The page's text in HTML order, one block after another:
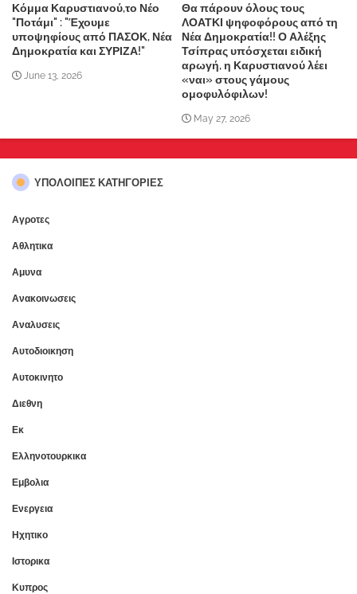
Κόμμα Καρυστιανού,το Νέο
"Ποτάμι" : "Έχουμε
υποψηφίους από ΠΑΣΟΚ, Νέα
Δημοκρατία και ΣΥΡΙΖΑ!"
June 13, 2026
Θα πάρουν όλους τους
ΛΟΑΤΚΙ ψηφοφόρους από τη
Νέα Δημοκρατία!! Ο Αλέξης
Τσίπρας υπόσχεται ειδική
αρωγή, η Καρυστιανού λέει
«ναι» στους γάμους
ομοφυλόφιλων!
May 27, 2026
ΥΠΌΛΟΙΠΕΣ ΚΑΤΗΓΟΡΊΕΣ
Αγροτες
Αθλητικα
Αμυνα
Ανακοινωσεις
Αναλυσεις
Αυτοδιοικηση
Αυτοκινητο
Διεθνη
Εκ
Ελληνοτουρκικα
Εμβολια
Ενεργεια
Ηχητικο
Ιστορικα
Κυπρος